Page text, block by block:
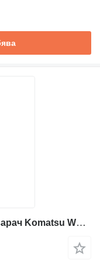
Блок за управление за багер товарач Komatsu WB93R-2